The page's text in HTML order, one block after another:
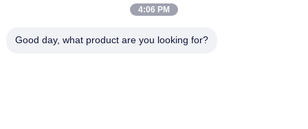
4:06 PM
Good day, what product are you looking for?